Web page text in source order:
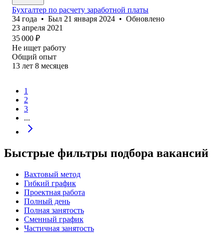
Бухгалтер по расчету заработной платы
34 года • Был 21 января 2024 • Обновлено
23 апреля 2021
35 000 ₽
Не ищет работу
Общий опыт
13 лет 8 месяцев
1
2
3
...
Быстрые фильтры подбора вакансий
Вахтовый метод
Гибкий график
Проектная работа
Полный день
Полная занятость
Сменный график
Частичная занятость